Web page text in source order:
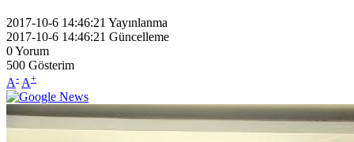
2017-10-6 14:46:21 Yayınlanma
2017-10-6 14:46:21 Güncelleme
0Yorum
500 Gösterim
A- A+